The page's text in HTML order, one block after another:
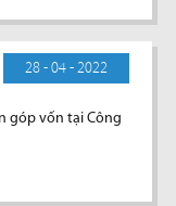
28 - 04 - 2022
góp vốn tại Công